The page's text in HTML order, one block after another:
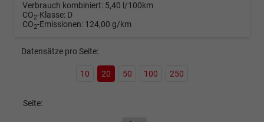
Verbrauch kombiniert: 5,40 l/100km
CO2-Klasse: D
CO2-Emissionen: 124,00 g/km
Datensätze pro Seite:
10 20 50 100 250
Seite: